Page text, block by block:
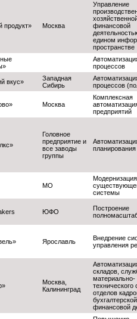
продукт» Москва
Управление
финансовой
едином
пространстве
процессов
вкус»
Западная
Сибирь
процессов
Москва
Комплексная
предприятий
Головное
предприятие и
все заводы
группы
планирования
МО
Модернизация
системы
ЮФО
Построение
Ярославль
Внедрение
управления
Москва,
Калининград
складов,
материально-
технического
отделов
финансовой